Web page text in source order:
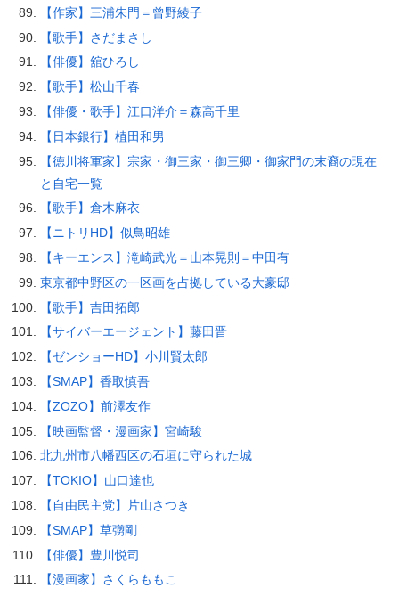
【作家】三浦朱門＝曾野綾子
【歌手】さだまさし
【俳優】舘ひろし
【歌手】松山千春
【俳優・歌手】江口洋介＝森高千里
【日本銀行】植田和男
【徳川将軍家】宗家・御三家・御三卿・御家門の末裔の現在
と自宅一覧
【歌手】倉木麻衣
【ニトリHD】似鳥昭雄
【キーエンス】滝崎武光＝山本晃則＝中田有
東京都中野区の一区画を占拠している大豪邸
【歌手】吉田拓郎
【サイバーエージェント】藤田晋
【ゼンショーHD】小川賢太郎
【SMAP】香取慎吾
【ZOZO】前澤友作
【映画監督・漫画家】宮崎駿
北九州市八幡西区の石垣に守られた城
【TOKIO】山口達也
【自由民主党】片山さつき
【SMAP】草彅剛
【俳優】豊川悦司
【漫画家】さくらももこ